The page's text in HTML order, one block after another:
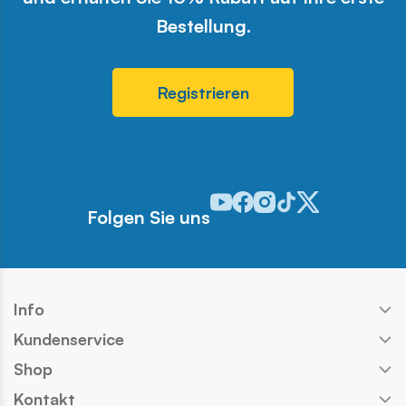
Bestellung.
Registrieren
Folgen Sie uns
Odwiedź nasz profil w serwisie
Odwiedź nasz profil w
Odwiedź nasz profil w
Odwiedź nasz profil
Odwiedź nasz
Info
Kundenservice
Shop
Kontakt